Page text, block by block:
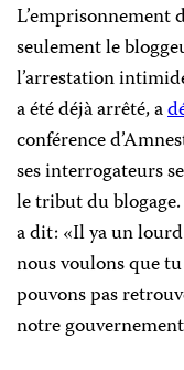
L’emprisonnement
seulement le
l’arrestation
a été déjà arrêté, a
conférence
ses interrogateurs
le tribut du
a dit: «Il ya un
nous voulons que
pouvons pas
notre